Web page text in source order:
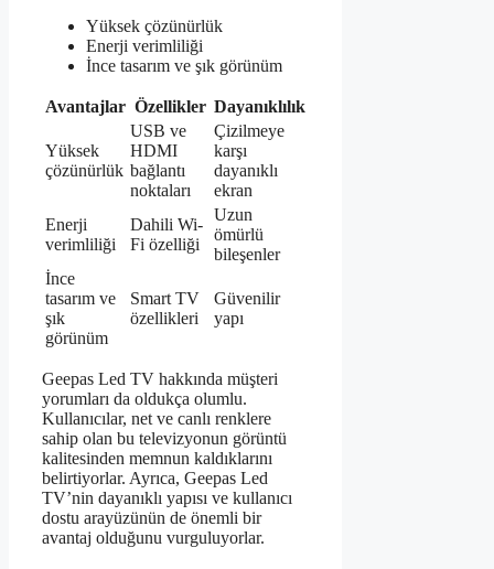
Yüksek çözünürlük
Enerji verimliliği
İnce tasarım ve şık görünüm
Avantajlar Özellikler Dayanıklılık
Yüksek
çözünürlük
USB ve
HDMI
bağlantı
noktaları
Çizilmeye
karşı
dayanıklı
ekran
Enerji
verimliliği
Dahili Wi-
Fi özelliği
Uzun
ömürlü
bileşenler
İnce
tasarım ve
şık
görünüm
Smart TV
özellikleri
Güvenilir
yapı
Geepas Led TV hakkında müşteri
yorumları da oldukça olumlu.
Kullanıcılar, net ve canlı renklere
sahip olan bu televizyonun görüntü
kalitesinden memnun kaldıklarını
belirtiyorlar. Ayrıca, Geepas Led
TV’nin dayanıklı yapısı ve kullanıcı
dostu arayüzünün de önemli bir
avantaj olduğunu vurguluyorlar.